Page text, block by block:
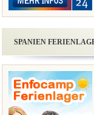
SPANIEN